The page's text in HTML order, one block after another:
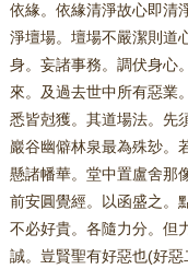
依緣。依緣清淨故心即清
淨壇場。壇場不嚴潔則道
身。妄諸事務。調伏身心
來。及過去世中所有惡業
悉皆尅獲。其道場法。先
巖谷幽僻林泉最為殊玅。
懸諸幡華。堂中置盧舍那
前安圓覺經。以函盛之。
不必好貴。各隨力分。但
誠。豈賢聖有好惡也(好